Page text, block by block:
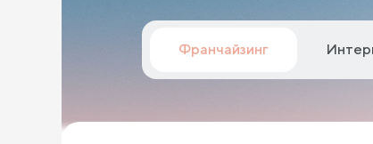
Франчайзинг